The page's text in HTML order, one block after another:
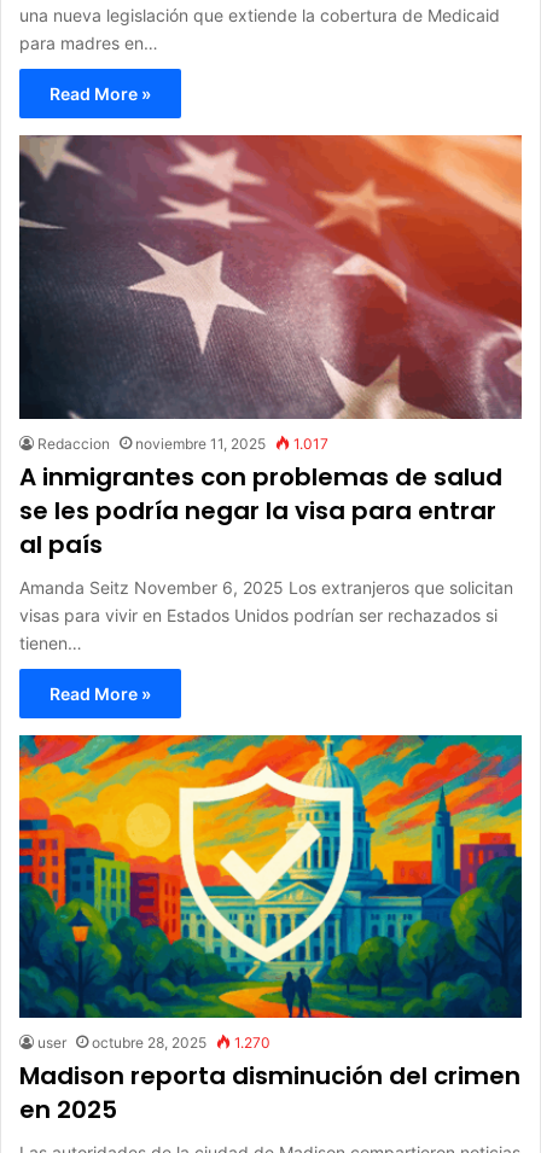
una nueva legislación que extiende la cobertura de Medicaid
para madres en…
Read More »
Redaccion noviembre 11, 2025 1.017
A inmigrantes con problemas de salud
se les podría negar la visa para entrar
al país
Amanda Seitz November 6, 2025 Los extranjeros que solicitan
visas para vivir en Estados Unidos podrían ser rechazados si
tienen…
Read More »
user octubre 28, 2025 1.270
Madison reporta disminución del crimen
en 2025